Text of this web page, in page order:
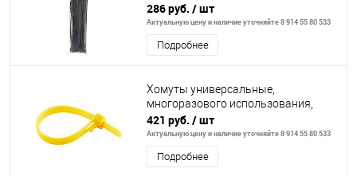
286 руб. / шт
Актуальную цену и наличие уточняйте 8 914 55 80 533
Подробнее
Хомуты универсальные,
многоразового использования,
421 руб. / шт
Актуальную цену и наличие уточняйте 8 914 55 80 533
Подробнее